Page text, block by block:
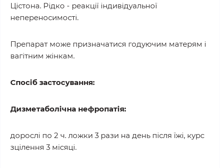
Цістона. Рідко - реакції індивідуальної
непереносимості.
Препарат може призначатися годуючим матерям і
вагітним жінкам.
Спосіб застосування:
Дизметаболічна нефропатія:
дорослі по 2 ч. ложки 3 рази на день після їжі, курс
зцілення 3 місяці.